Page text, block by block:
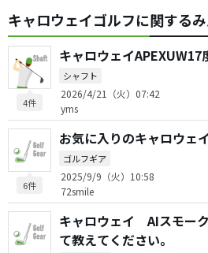
キャロウェイゴルフに関する
4件
キャロウェイ
シャフト
2026/4/21（火）07:42
yms
6件
お気に入りのキャロウェ
ゴルフギア
2025/9/9（火）10:58
72smile
キャロウェイ AIスモー
て教えてください。